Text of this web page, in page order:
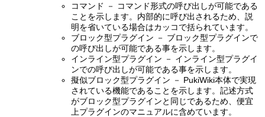
コマンド － コマンド形式の呼び出しが可能である
ことを示します。内部的に呼び出されるため、説
明を省いている場合はカッコで括られています。
ブロック型プラグイン － ブロック型プラグインで
の呼び出しが可能である事を示します。
インライン型プラグイン － インライン型プラグイ
ンでの呼び出しが可能である事を示します。
擬似ブロック型プラグイン － PukiWiki本体で実現
されている機能であることを示します。記述方式
がブロック型プラグインと同じであるため、便宜
上プラグインのマニュアルに含めています。